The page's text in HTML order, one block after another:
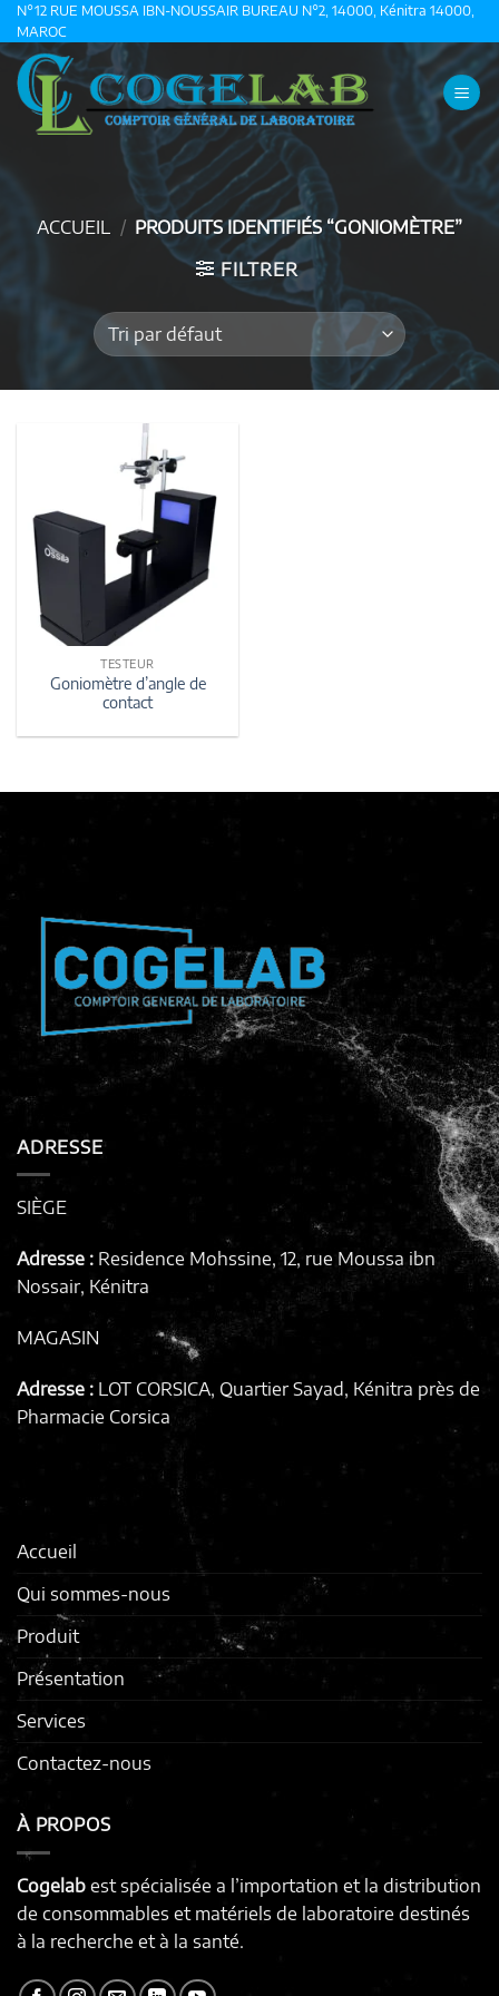
Passer
au
contenu
N°12 RUE MOUSSA IBN-NOUSSAIR BUREAU N°2, 14000, Kénitra 14000,
MAROC
ACCUEIL / PRODUITS IDENTIFIÉS “GONIOMÈTRE”
FILTRER
TESTEUR
Goniomètre d’angle de
contact
ADRESSE
SIÈGE
Adresse : Residence Mohssine, 12, rue Moussa ibn
Nossair, Kénitra
MAGASIN
Adresse : LOT CORSICA, Quartier Sayad, Kénitra près de
Pharmacie Corsica
Accueil
Qui sommes-nous
Produit
Présentation
Services
Contactez-nous
À PROPOS
Cogelab est spécialisée a l’importation et la distribution
de consommables et matériels de laboratoire destinés
à la recherche et à la santé.